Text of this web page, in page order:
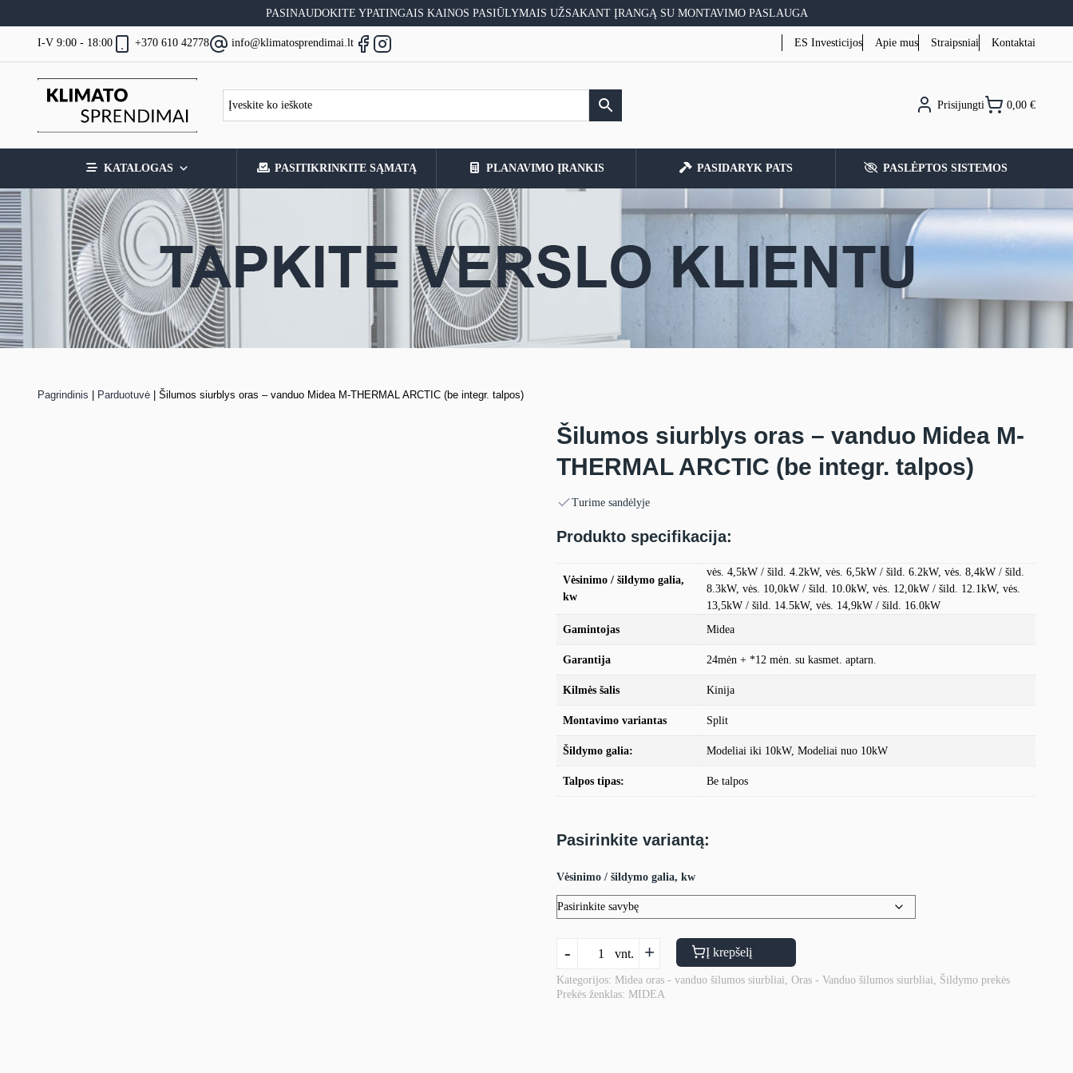
to
PASINAUDOKITE YPATINGAIS KAINOS PASIŪLYMAIS UŽSAKANT ĮRANGĄ SU MONTAVIMO PASLAUGA
I-V 9:00 - 18:00 +370 610 42778 info@klimatosprendimai.lt ES Investicijos Apie mus Straipsniai Kontaktai
Prisijungti 0,00 €
KATALOGAS PASITIKRINKITE SĄMATĄ PLANAVIMO ĮRANKIS PASIDARYK PATS PASLĖPTOS SISTEMOS
Pagrindinis | Parduotuvė | Šilumos siurblys oras – vanduo Midea M-THERMAL ARCTIC (be integr. talpos)
Šilumos siurblys oras – vanduo Midea M-
THERMAL ARCTIC (be integr. talpos)
Turime sandėlyje
Produkto specifikacija:
Vėsinimo / šildymo galia,
kw
vės. 4,5kW / šild. 4.2kW, vės. 6,5kW / šild. 6.2kW, vės. 8,4kW / šild.
8.3kW, vės. 10,0kW / šild. 10.0kW, vės. 12,0kW / šild. 12.1kW, vės.
13,5kW / šild. 14.5kW, vės. 14,9kW / šild. 16.0kW
Gamintojas
Midea
Garantija 24mėn + *12 mėn. su kasmet. aptarn.
Kilmės šalis Kinija
Montavimo variantas Split
Šildymo galia: Modeliai iki 10kW, Modeliai nuo 10kW
Talpos tipas: Be talpos
Pasirinkite variantą:
Vėsinimo / šildymo galia, kw
-
Šilumos
siurblys
vnt. + Į krepšelį
Kategorijos: Midea oras - vanduo šilumos siurbliai, Oras - Vanduo šilumos siurbliai, Šildymo prekės
Prekės ženklas: MIDEA